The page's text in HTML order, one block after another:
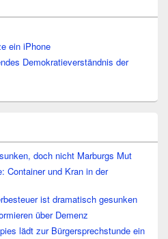
ein iPhone
Demokratieverständnis der
doch nicht Marburgs Mut
Container und Kran in der
ist dramatisch gesunken
über Demenz
lädt zur Bürgersprechstunde ein